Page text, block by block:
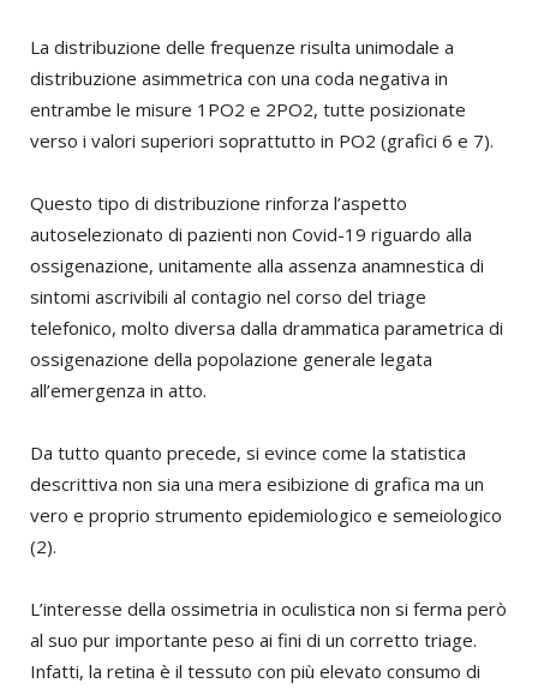
La distribuzione delle frequenze risulta unimodale a
distribuzione asimmetrica con una coda negativa in
entrambe le misure 1PO2 e 2PO2, tutte posizionate
verso i valori superiori soprattutto in PO2 (grafici 6 e 7).
Questo tipo di distribuzione rinforza l’aspetto
autoselezionato di pazienti non Covid-19 riguardo alla
ossigenazione, unitamente alla assenza anamnestica di
sintomi ascrivibili al contagio nel corso del triage
telefonico, molto diversa dalla drammatica parametrica di
ossigenazione della popolazione generale legata
all’emergenza in atto.
Da tutto quanto precede, si evince come la statistica
descrittiva non sia una mera esibizione di grafica ma un
vero e proprio strumento epidemiologico e semeiologico
(2).
L’interesse della ossimetria in oculistica non si ferma però
al suo pur importante peso ai fini di un corretto triage.
Infatti, la retina è il tessuto con più elevato consumo di